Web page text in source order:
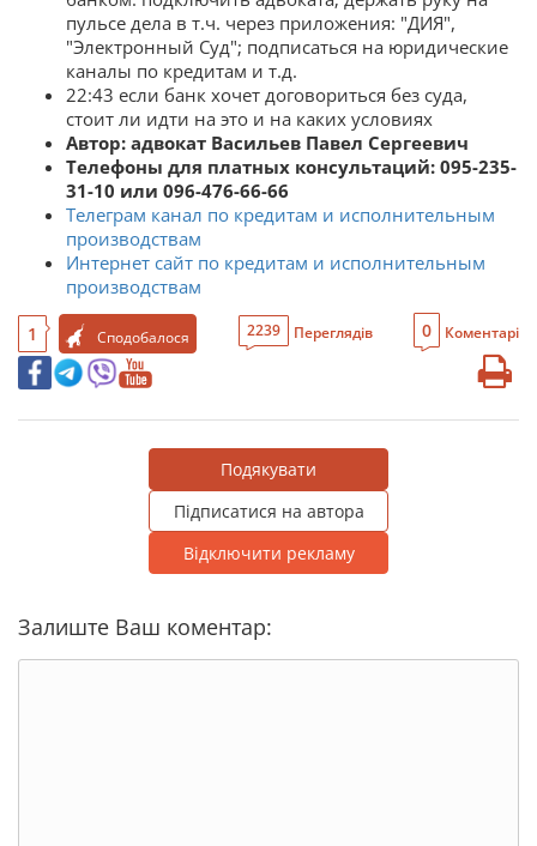
пульсе дела в т.ч. через приложения: "ДИЯ",
"Электронный Суд"; подписаться на юридические
каналы по кредитам и т.д.
22:43 если банк хочет договориться без суда,
стоит ли идти на это и на каких условиях
Автор: адвокат Васильев Павел Сергеевич
Телефоны для платных консультаций: 095-235-
31-10 или 096-476-66-66
Телеграм канал по кредитам и исполнительным
производствам
Интернет сайт по кредитам и исполнительным
производствам
1 Сподобалося 2239 Переглядів 0 Коментарі
Подякувати
Підписатися на автора
Відключити рекламу
Залиште Ваш коментар: